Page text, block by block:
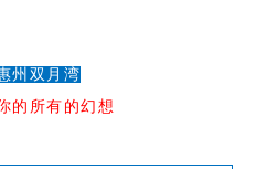
州双月湾
的所有的幻想